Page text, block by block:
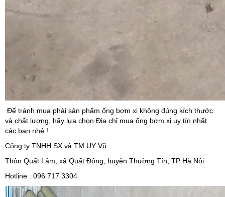
Để tránh mua phải sản phẩm ống bơm xi không đúng kích thước
và chất lượng, hãy lựa chọn Địa chỉ mua ống bơm xi uy tín nhất
các bạn nhé !
Công ty TNHH SX và TM UY Vũ
Thôn Quất Lâm, xã Quất Động, huyện Thường Tín, TP Hà Nội
Hotline : 096 717 3304